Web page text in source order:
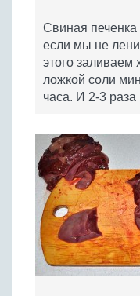
Свиная печенка
если мы не
этого заливаем
ложкой соли
часа. И 2-3